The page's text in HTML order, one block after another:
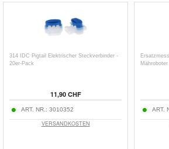
314 IDC Pigtail Elektrischer Steckverbinder -
20er-Pack
11,90 CHF
ART. NR.: 3010352
VERSANDKOSTEN
ART.